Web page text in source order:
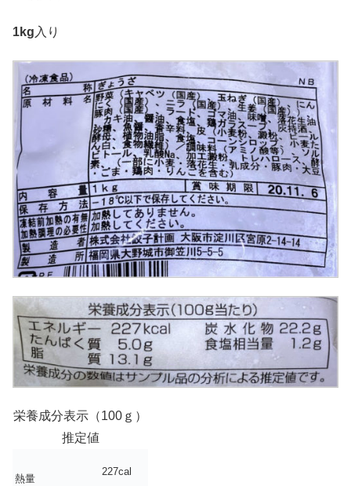
1kg 入り
栄養成分表示（100ｇ）
推定値
熱量
227cal